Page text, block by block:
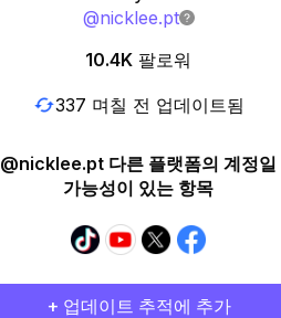
@nicklee.pt
10.4K 팔로워
337 며칠 전 업데이트됨
@nicklee.pt 다른 플랫폼의 계정일
가능성이 있는 항목
+ 업데이트 추적에 추가